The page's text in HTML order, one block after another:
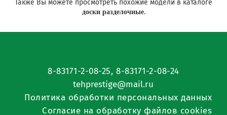
Также Вы можете просмотреть похожие модели в каталоге
доски разделочные.
8-83171-2-08-25, 8-83171-2-08-24
tehprestige@mail.ru
Политика обработки персональных данных
Согласие на обработку файлов cookies